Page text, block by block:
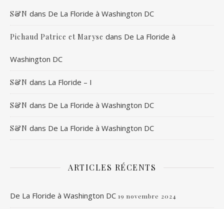
S&N dans De La Floride à Washington DC
Pichaud Patrice et Maryse dans De La Floride à
Washington DC
S&N dans La Floride – I
S&N dans De La Floride à Washington DC
S&N dans De La Floride à Washington DC
ARTICLES RÉCENTS
De La Floride à Washington DC 19 novembre 2024